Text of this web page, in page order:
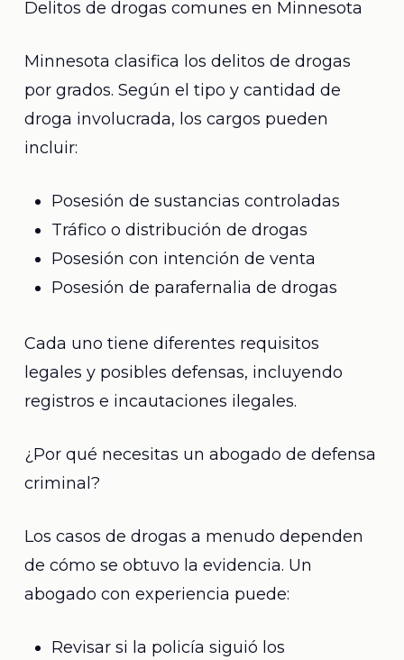
Delitos de drogas comunes en Minnesota
Minnesota clasifica los delitos de drogas
por grados. Según el tipo y cantidad de
droga involucrada, los cargos pueden
incluir:
Posesión de sustancias controladas
Tráfico o distribución de drogas
Posesión con intención de venta
Posesión de parafernalia de drogas
Cada uno tiene diferentes requisitos
legales y posibles defensas, incluyendo
registros e incautaciones ilegales.
¿Por qué necesitas un abogado de defensa
criminal?
Los casos de drogas a menudo dependen
de cómo se obtuvo la evidencia. Un
abogado con experiencia puede:
Revisar si la policía siguió los